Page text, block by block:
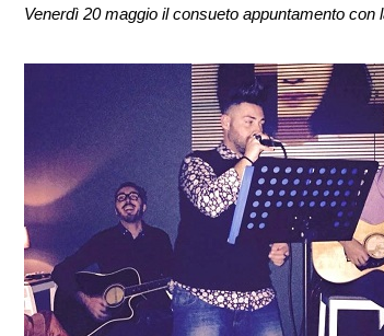
Venerdì 20 maggio il consueto appuntamento